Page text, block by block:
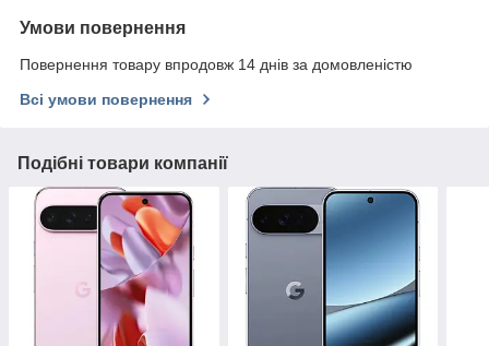
Умови повернення
Повернення товару впродовж 14 днів за домовленістю
Всі умови повернення
Подібні товари компанії